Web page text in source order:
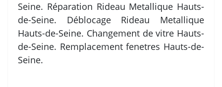
Seine. Réparation Rideau Metallique Hauts-
de-Seine. Déblocage Rideau Metallique
Hauts-de-Seine. Changement de vitre Hauts-
de-Seine. Remplacement fenetres Hauts-de-
Seine.